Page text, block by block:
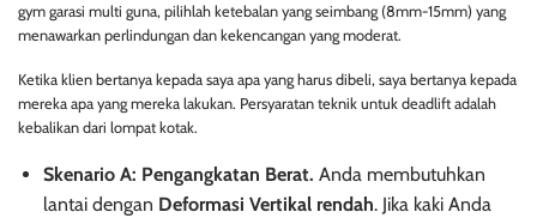
gym garasi multi guna, pilihlah ketebalan yang seimbang (8mm-15mm) yang
menawarkan perlindungan dan kekencangan yang moderat.
Ketika klien bertanya kepada saya apa yang harus dibeli, saya bertanya kepada
mereka apa yang mereka lakukan. Persyaratan teknik untuk deadlift adalah
kebalikan dari lompat kotak.
Skenario A: Pengangkatan Berat. Anda membutuhkan
lantai dengan Deformasi Vertikal rendah. Jika kaki Anda